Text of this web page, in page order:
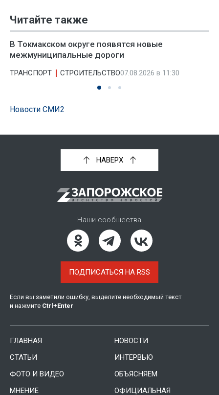
Читайте также
В Токмакском округе появятся новые
межмуниципальные дороги
ТРАНСПОРТ СТРОИТЕЛЬСТВО07.08.2026 в 11:30
Новости СМИ2
НАВЕРХ
Наши сообщества
ПОДПИСАТЬСЯ НА RSS
Если вы заметили ошибку, выделите необходимый текст
и нажмите Ctrl +Enter
ГЛАВНАЯ
НОВОСТИ
СТАТЬИ
ИНТЕРВЬЮ
ФОТО И ВИДЕО
ОБЪЯСНЯЕМ
МНЕНИЕ
ОФИЦИАЛЬНАЯ